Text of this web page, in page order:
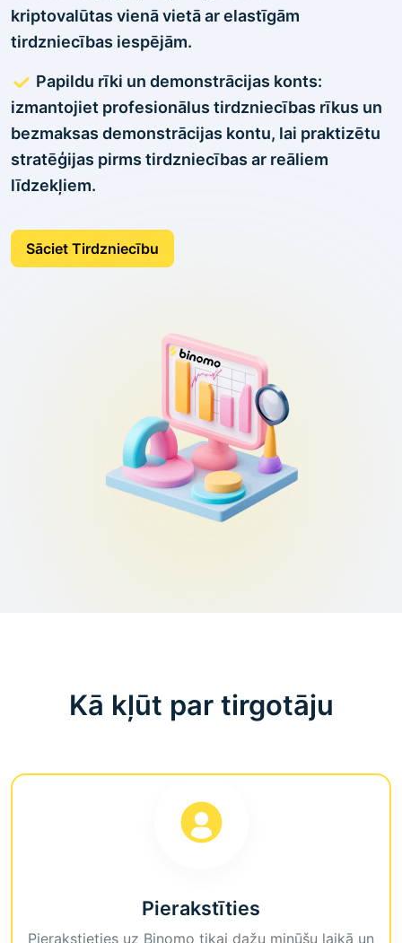
kriptovalūtas vienā vietā ar elastīgām
tirdzniecības iespējām.
Papildu rīki un demonstrācijas konts:
izmantojiet profesionālus tirdzniecības rīkus un
bezmaksas demonstrācijas kontu, lai praktizētu
stratēģijas pirms tirdzniecības ar reāliem
līdzekļiem.
Sāciet Tirdzniecību
Kā kļūt par tirgotāju
Pierakstīties
Pierakstieties uz Binomo tikai dažu minūšu laikā un